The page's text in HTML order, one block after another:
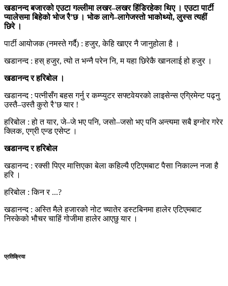
खडानन्द बजारको एउटा गल्लीमा लखर–लखर हिंडिरहेका थिए । एउटा पार्टी
प्यालेसमा बिहेको भोज रै’छ । भोक लागे–लागेजस्तो भाकोथ्यो, लुस्स त्यहीं
छिरे ।
पार्टी आयोजक (नमस्ते गर्दै) : हजुर, केहि खाएर नै जानुहोला है ।
खडानन्द : हस् हजुर, त्यो त भन्नै परेन नि, म यहा छिरेकै खानलाई हो हजुर ।
खडानन्द र हरिबोल ।
खडानन्द : पत्नीसँग बहस गर्नु र कम्प्युटर सफ्टवेयरको लाइसेन्स एग्रिमेन्ट पढ्नु
उस्तै–उस्तै कुरो रै’छ यार !
हरिबोल : हो त यार, जे–जे भए पनि, जसो–जसो भए पनि अन्त्यमा सबै इग्नोर गरेर
क्लिक, एग्री एन्ड एसेप्ट ।
खडानन्द र हरिबोल
खडानन्द : रक्सी पिएर मात्तिएका बेला कहिल्यै एटिएमबाट पैसा निकाल्न नजा है
हरि ।
हरिबोल : किन र ...?
खडानन्द : अस्ति मैले हजारको नोट च्यातेर डस्टबिनमा हालेर एटिएमबाट
निस्केको भौचर चाहिं गोजीमा हालेर आएछु यार ।
प्रतिक्रिया